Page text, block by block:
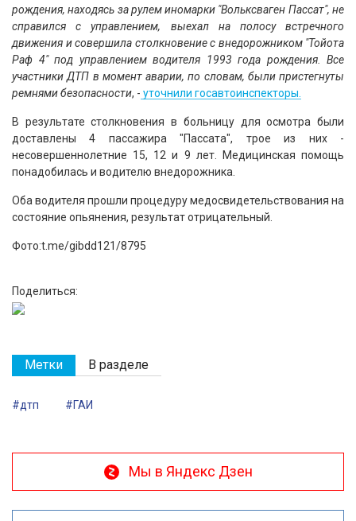
рождения, находясь за рулем иномарки "Вольксваген Пассат", не
справился с управлением, выехал на полосу встречного
движения и совершила столкновение с внедорожником "Тойота
Раф 4" под управлением водителя 1993 года рождения. Все
участники ДТП в момент аварии, по словам, были пристегнуты
ремнями безопасности, - уточнили госавтоинспекторы.
В результате столкновения в больницу для осмотра были
доставлены 4 пассажира "Пассата", трое из них -
несовершеннолетние 15, 12 и 9 лет. Медицинская помощь
понадобилась и водителю внедорожника.
Оба водителя прошли процедуру медосвидетельствования на
состояние опьянения, результат отрицательный.
Фото:t.me/gibdd121/8795
Поделиться:
Метки В разделе
#дтп #ГАИ
Мы в Яндекс Дзен